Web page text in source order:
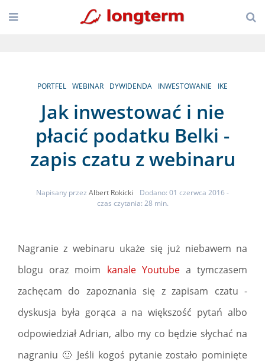
PORTFEL WEBINAR DYWIDENDA INWESTOWANIE IKE
Jak inwestować i nie
płacić podatku Belki -
zapis czatu z webinaru
Napisany przez Albert Rokicki Dodano: 01 czerwca 2016-
czas czytania: 28 min.
Nagranie z webinaru ukaże się już niebawem na
blogu oraz moim kanale Youtube a tymczasem
zachęcam do zapoznania się z zapisam czatu -
dyskusja była gorąca a na większość pytań albo
odpowiedział Adrian, albo my co będzie słychać na
nagraniu 🙂 Jeśli kogoś pytanie zostało pominięte